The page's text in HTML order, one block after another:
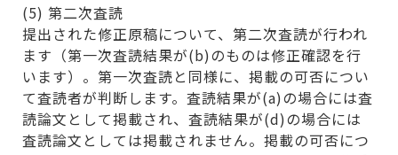
(5) 第二次査読
提出された修正原稿について、第二次査読が行われ
ます（第一次査読結果が(b)のものは修正確認を行
います）。第一次査読と同様に、掲載の可否につい
て査読者が判断します。査読結果が(a)の場合には査
読論文として掲載され、査読結果が(d)の場合には
査読論文としては掲載されません。掲載の可否につ